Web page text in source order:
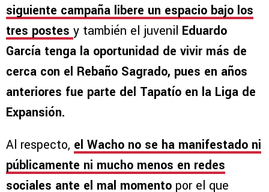
siguiente campaña libere un espacio bajo los
tres postes y también el juvenil Eduardo
García tenga la oportunidad de vivir más de
cerca con el Rebaño Sagrado, pues en años
anteriores fue parte del Tapatío en la Liga de
Expansión.
Al respecto, el Wacho no se ha manifestado ni
públicamente ni mucho menos en redes
sociales ante el mal momento por el que